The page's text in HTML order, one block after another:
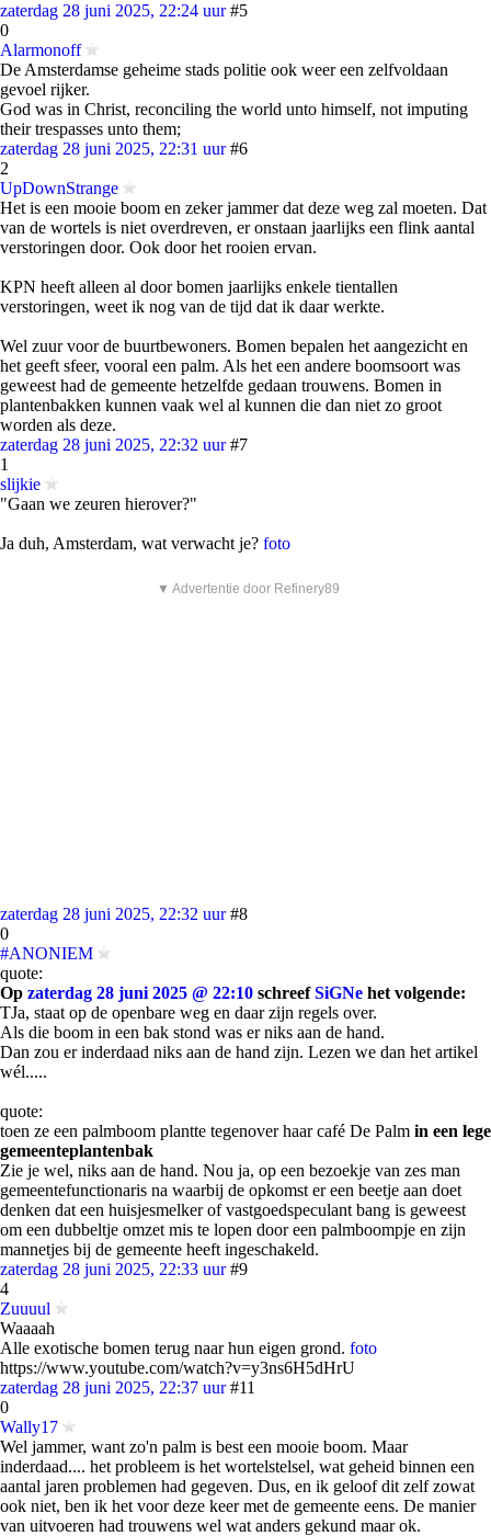
zaterdag 28 juni 2025, 22:24 uur #5
0
Alarmonoff
De Amsterdamse geheime stads politie ook weer een zelfvoldaan
gevoel rijker.
God was in Christ, reconciling the world unto himself, not imputing
their trespasses unto them;
zaterdag 28 juni 2025, 22:31 uur #6
2
UpDownStrange
Het is een mooie boom en zeker jammer dat deze weg zal moeten. Dat
van de wortels is niet overdreven, er onstaan jaarlijks een flink aantal
verstoringen door. Ook door het rooien ervan.
KPN heeft alleen al door bomen jaarlijks enkele tientallen
verstoringen, weet ik nog van de tijd dat ik daar werkte.
Wel zuur voor de buurtbewoners. Bomen bepalen het aangezicht en
het geeft sfeer, vooral een palm. Als het een andere boomsoort was
geweest had de gemeente hetzelfde gedaan trouwens. Bomen in
plantenbakken kunnen vaak wel al kunnen die dan niet zo groot
worden als deze.
zaterdag 28 juni 2025, 22:32 uur #7
1
slijkie
"Gaan we zeuren hierover?"
Ja duh, Amsterdam, wat verwacht je? foto
▼ Advertentie door Refinery89
zaterdag 28 juni 2025, 22:32 uur #8
0
#ANONIEM
quote:
Op zaterdag 28 juni 2025 @ 22:10 schreefSiGNe het volgende:
TJa, staat op de openbare weg en daar zijn regels over.
Als die boom in een bak stond was er niks aan de hand.
Dan zou er inderdaad niks aan de hand zijn. Lezen we dan het artikel
wél.....
quote:
toen ze een palmboom plantte tegenover haar café De Palm in een lege
gemeenteplantenbak
Zie je wel, niks aan de hand. Nou ja, op een bezoekje van zes man
gemeentefunctionaris na waarbij de opkomst er een beetje aan doet
denken dat een huisjesmelker of vastgoedspeculant bang is geweest
om een dubbeltje omzet mis te lopen door een palmboompje en zijn
mannetjes bij de gemeente heeft ingeschakeld.
zaterdag 28 juni 2025, 22:33 uur #9
4
Zuuuul
Waaaah
Alle exotische bomen terug naar hun eigen grond. foto
https://www.youtube.com/watch?v=y3ns6H5dHrU
zaterdag 28 juni 2025, 22:37 uur #11
0
Wally17
Wel jammer, want zo'n palm is best een mooie boom. Maar
inderdaad.... het probleem is het wortelstelsel, wat geheid binnen een
aantal jaren problemen had gegeven. Dus, en ik geloof dit zelf zowat
ook niet, ben ik het voor deze keer met de gemeente eens. De manier
van uitvoeren had trouwens wel wat anders gekund maar ok.